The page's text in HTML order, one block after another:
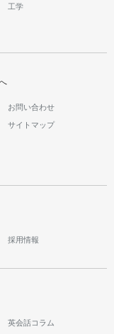
工学
お問い合わせ
サイトマップ
採用情報
英会話コラム